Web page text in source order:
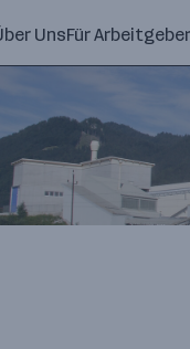
UnsFür Arbeitgeber